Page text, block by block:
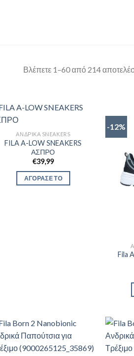
Βλέπετε 1–60 από 214
ΑΝΔΡΙΚΆ SNEAKERS
FILA A-LOW SNEAKERS
ΑΣΠΡΟ
€39,99
ΑΓΟΡΑΣΕ ΤΟ
-12%
Fila